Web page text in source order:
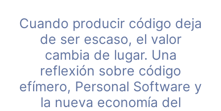
Cuando producir código deja
de ser escaso, el valor
cambia de lugar. Una
reflexión sobre código
efímero, Personal Software y
la nueva economía del